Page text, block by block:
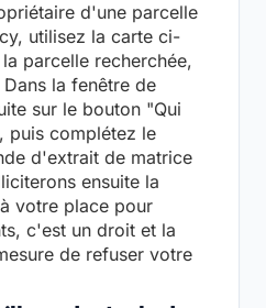
d'une parcelle
utilisez la carte ci-
parcelle recherchée,
la fenêtre de
sur le bouton "Qui
puis complétez le
d'extrait de matrice
ensuite la
votre place pour
c'est un droit et la
de refuser votre